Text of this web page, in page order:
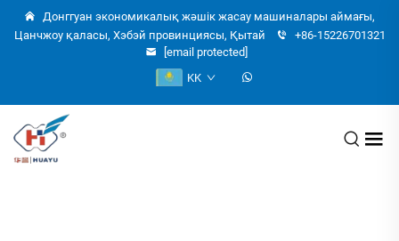
Донггуан экономикалық жәшік жасау машиналары аймағы,
Цанчжоу қаласы, Хэбэй провинциясы, Қытай
+86-15226701321
[email protected]
KK